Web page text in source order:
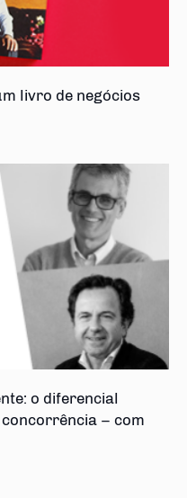
livro de negócios
o diferencial
– com